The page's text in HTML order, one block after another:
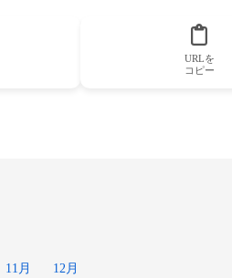
URLを
コピー
11月 12月